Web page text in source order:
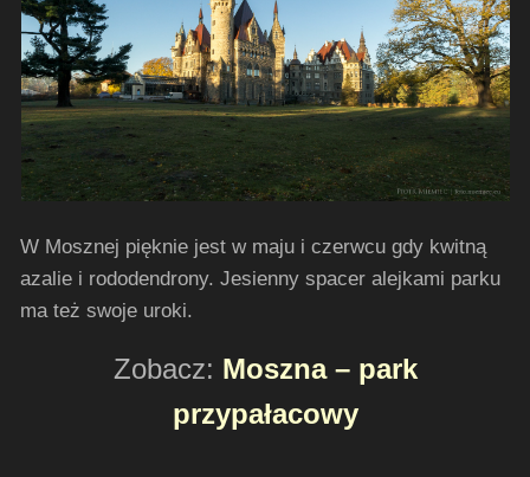
W Mosznej pięknie jest w maju i czerwcu gdy kwitną
azalie i rododendrony. Jesienny spacer alejkami parku
ma też swoje uroki.
Zobacz: Moszna – park
przypałacowy